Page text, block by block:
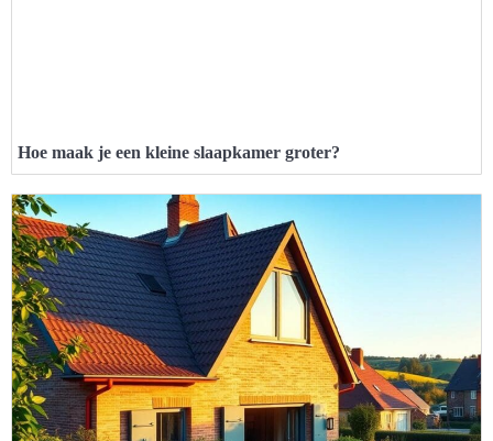
Hoe maak je een kleine slaapkamer groter?